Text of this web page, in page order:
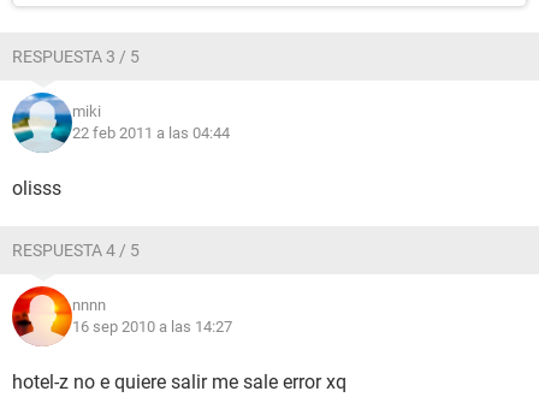
RESPUESTA 3 / 5
miki
22 feb 2011 a las 04:44
olisss
RESPUESTA 4 / 5
nnnn
16 sep 2010 a las 14:27
hotel-z no e quiere salir me sale error xq